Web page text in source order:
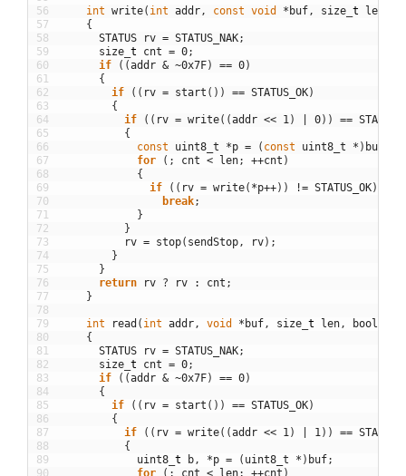
56
57
58
59
60
61
62
63
64
65
66
67
68
69
70
71
72
73
74
75
76
77
78
79
80
81
82
83
84
85
86
87
88
89
90
int write( int addr , const void * buf , size t len
{
STATUS
rv = STATUS_NAK;
size t cnt = 0;
if
( (addr & ~0x7F) == 0)
{
if
( ( rv = start ( ) ) == STATUS_OK)
{
if
( ( rv = write( (addr << 1 ) 0) ) ==
{
const
uint8_t *p = ( const uint8_t * ) buf
for
( ; cnt < len; ++cnt )
{
if
( ( rv = write( *p++) ) != STATUS_OK)
break;
}
}
rv = stop( sendStop , rv) ;
}
}
return
rv ? rv : cnt ;
}
int read ( int addr , void * buf , size t len , bool
{
STATUS
rv = STATUS_NAK;
size t cnt = 0;
if
( (addr & ~0x7F) == 0)
{
if
( ( rv = start ( ) ) == STATUS_OK)
{
if
( ( rv = write( (addr << 1 ) 1 ) ) ==
{
uint8 t b , *p = ( uint8_t * ) buf;
for
( ; cnt < len; ++cnt )